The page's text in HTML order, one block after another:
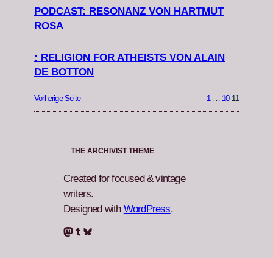
PODCAST: RESONANZ VON HARTMUT
ROSA
: RELIGION FOR ATHEISTS VON ALAIN
DE BOTTON
Vorherige Seite 1 10 11
THE ARCHIVIST THEME
Created for focused & vintage
writers.
Designed with WordPress.
Mastodon Tumblr Bluesky